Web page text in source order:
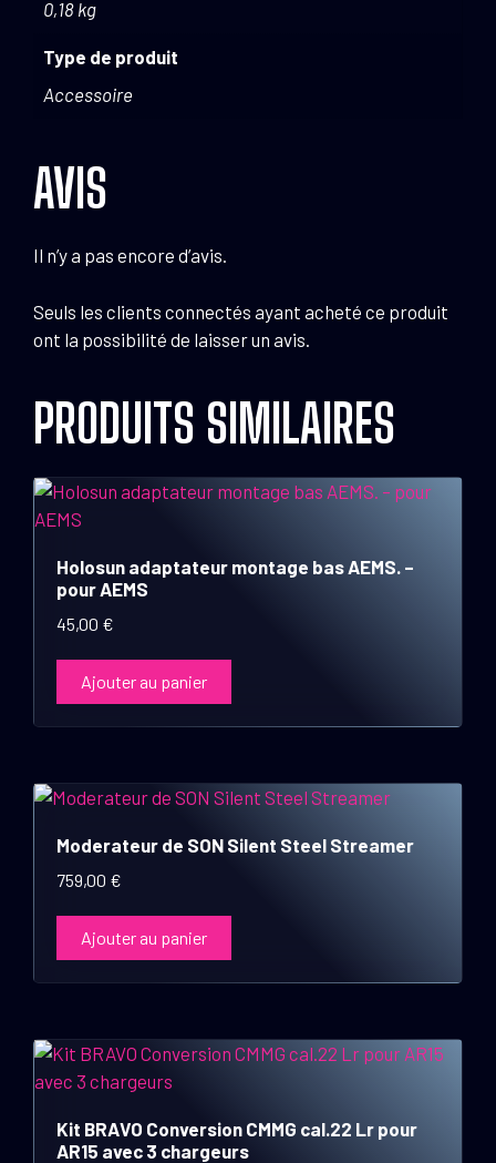
0,18 kg
Type de produit
Accessoire
AVIS
Il n’y a pas encore d’avis.
Seuls les clients connectés ayant acheté ce produit
ont la possibilité de laisser un avis.
PRODUITS SIMILAIRES
Holosun adaptateur montage bas AEMS. –
pour AEMS
45,00 €
Ajouter au panier
Moderateur de SON Silent Steel Streamer
759,00 €
Ajouter au panier
Kit BRAVO Conversion CMMG cal.22 Lr pour
AR15 avec 3 chargeurs